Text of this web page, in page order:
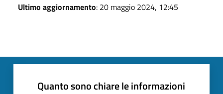
Ultimo aggiornamento: 20 maggio 2024, 12:45
Quanto sono chiare le informazioni